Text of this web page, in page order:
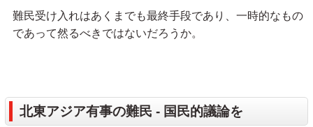
難民受け入れはあくまでも最終手段であり、一時的なもの
であって然るべきではないだろうか。
北東アジア有事の難民 - 国民的議論を